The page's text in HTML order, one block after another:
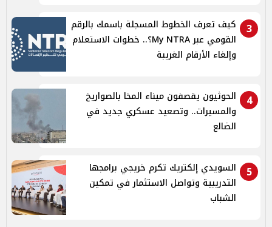
3
كيف تعرف الخطوط المسجلة باسمك بالرقم
القومي عبر My NTRA؟.. خطوات الاستعلام
وإلغاء الأرقام الغريبة
4
الحوثيون يقصفون ميناء المخا بالصواريخ
والمسيرات.. وتصعيد عسكري جديد في
الضالع
5
السويدي إلكتريك تكرم خريجي برامجها
التدريبية وتواصل الاستثمار في تمكين
الشباب